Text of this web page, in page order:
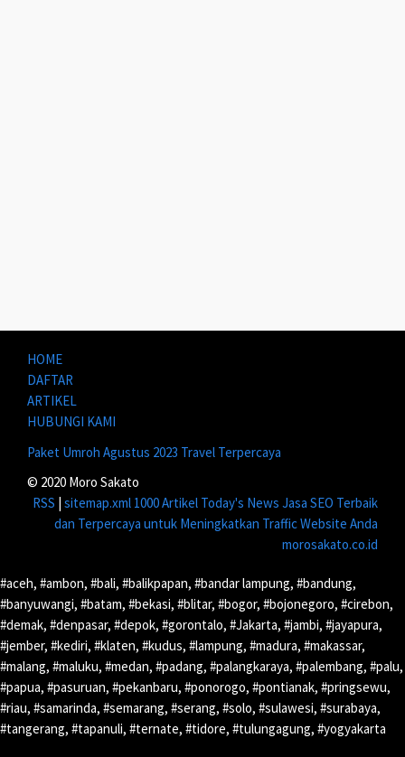
HOME
DAFTAR
ARTIKEL
HUBUNGI KAMI
Paket Umroh Agustus 2023 Travel Terpercaya
© 2020 Moro Sakato
RSS | sitemap.xml 1000 Artikel Today's News Jasa SEO Terbaik
dan Terpercaya untuk Meningkatkan Traffic Website Anda
morosakato.co.id
#aceh, #ambon, #bali, #balikpapan, #bandar lampung, #bandung,
#banyuwangi, #batam, #bekasi, #blitar, #bogor, #bojonegoro, #cirebon,
#demak, #denpasar, #depok, #gorontalo, #Jakarta, #jambi, #jayapura,
#jember, #kediri, #klaten, #kudus, #lampung, #madura, #makassar,
#malang, #maluku, #medan, #padang, #palangkaraya, #palembang, #palu,
#papua, #pasuruan, #pekanbaru, #ponorogo, #pontianak, #pringsewu,
#riau, #samarinda, #semarang, #serang, #solo, #sulawesi, #surabaya,
#tangerang, #tapanuli, #ternate, #tidore, #tulungagung, #yogyakarta